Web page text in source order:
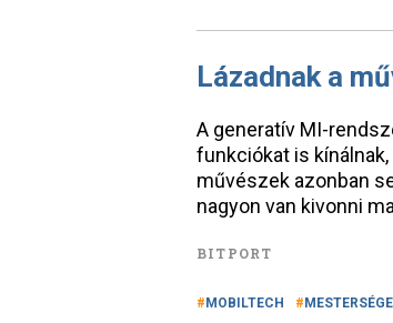
Lázadnak a
A generatív MI-
funkciókat is
művészek azonban
nagyon van kivonni
BITPORT
MOBILTECH